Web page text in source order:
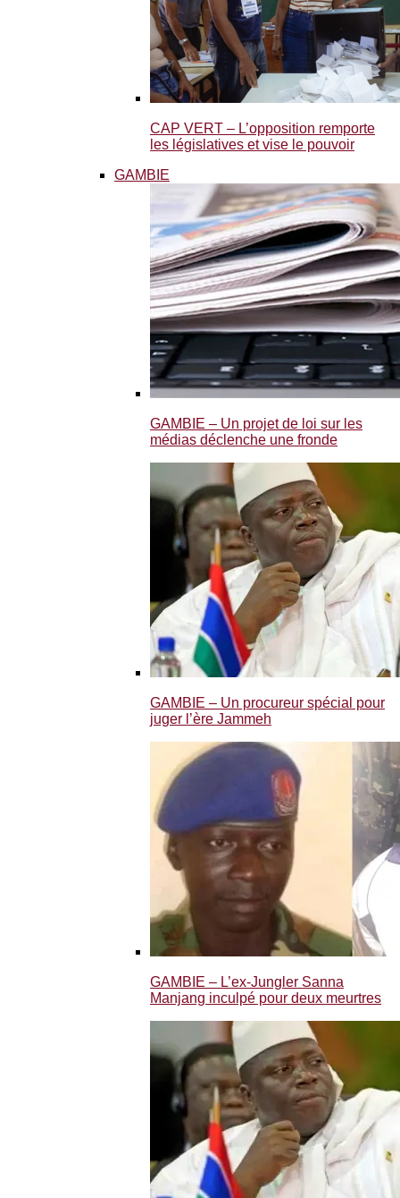
CAP VERT – L’opposition remporte
les législatives et vise le pouvoir
GAMBIE
GAMBIE – Un projet de loi sur les
médias déclenche une fronde
GAMBIE – Un procureur spécial pour
juger l’ère Jammeh
GAMBIE – L’ex-Jungler Sanna
Manjang inculpé pour deux meurtres